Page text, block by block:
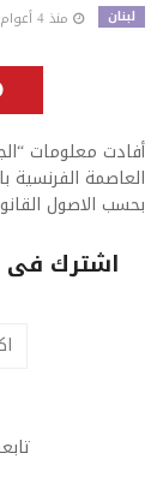
لبنان منذ 4 أعوام
أفادت معلومات
العاصمة
بحسب الاصول
اشترك فى